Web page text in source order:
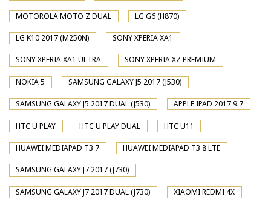
MOTOROLA MOTO Z DUAL LG G6 (H870)
LG K10 2017 (M250N) SONY XPERIA XA1
SONY XPERIA XA1 ULTRA SONY XPERIA XZ PREMIUM
NOKIA 5 SAMSUNG GALAXY J5 2017 (J530)
SAMSUNG GALAXY J5 2017 DUAL (J530) APPLE IPAD 2017 9.7
HTC U PLAY HTC U PLAY DUAL HTC U11
HUAWEI MEDIAPAD T3 7 HUAWEI MEDIAPAD T3 8 LTE
SAMSUNG GALAXY J7 2017 (J730)
SAMSUNG GALAXY J7 2017 DUAL (J730) XIAOMI REDMI 4X